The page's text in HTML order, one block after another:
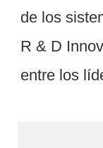
de los
R & D